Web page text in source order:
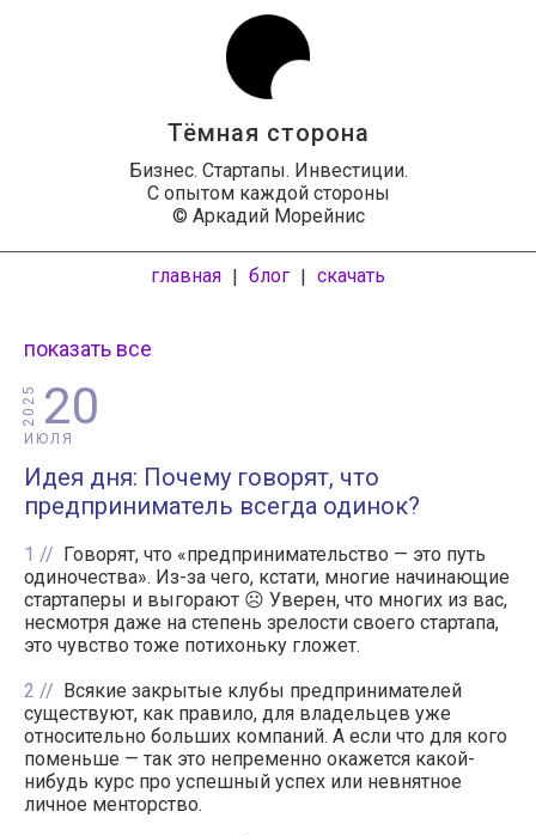
Тёмная сторона
Бизнес. Стартапы. Инвестиции.
С опытом каждой стороны
© Аркадий Морейнис
главная | блог | скачать
показать все
20
ИЮЛЯ
2025
Идея дня: Почему говорят, что
предприниматель всегда одинок?
1
Говорят, что «предпринимательство — это путь
одиночества». Из-за чего, кстати, многие начинающие
стартаперы и выгорают ☹️ Уверен, что многих из вас,
несмотря даже на степень зрелости своего стартапа,
это чувство тоже потихоньку гложет.
2
Всякие закрытые клубы предпринимателей
существуют, как правило, для владельцев уже
относительно больших компаний. А если что для кого
поменьше — так это непременно окажется какой-
нибудь курс про успешный успех или невнятное
личное менторство.